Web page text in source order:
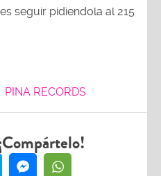
seguir pidiendola al 215
PINA RECORDS